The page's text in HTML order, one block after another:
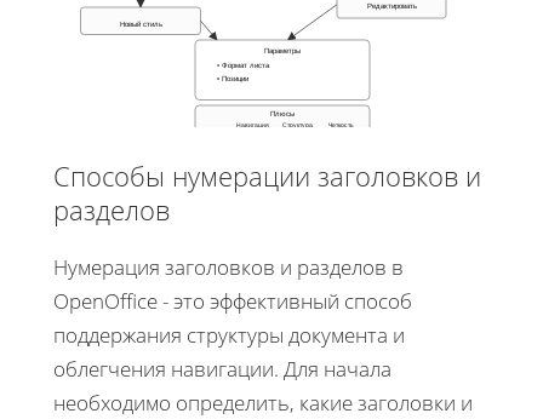
Новый стиль
Редактировать
Параметры
• Формат листа
• Позиции
Плюсы
Навигация
Структура Четкость
Способы нумерации заголовков и
разделов
Нумерация заголовков и разделов в
OpenOffice - это эффективный способ
поддержания структуры документа и
облегчения навигации. Для начала
необходимо определить, какие заголовки и